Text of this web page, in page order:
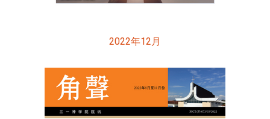
2022年12月